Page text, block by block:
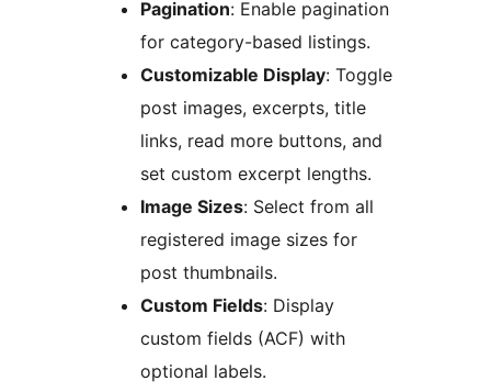
Pagination: Enable pagination
for category-based listings.
Customizable Display: Toggle
post images, excerpts, title
links, read more buttons, and
set custom excerpt lengths.
Image Sizes: Select from all
registered image sizes for
post thumbnails.
Custom Fields: Display
custom fields (ACF) with
optional labels.